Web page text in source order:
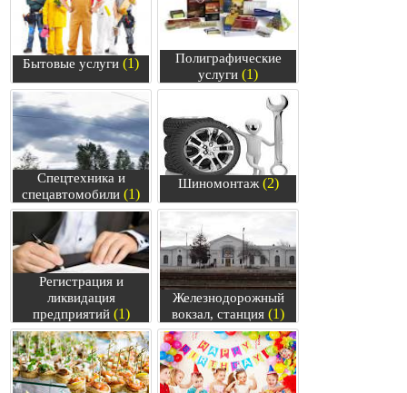
Бытовые услуги (1)
Полиграфические
услуги (1)
Спецтехника и
спецавтомобили (1)
Шиномонтаж(2)
Регистрация и
ликвидация
предприятий(1)
Железнодорожный
вокзал, станция (1)